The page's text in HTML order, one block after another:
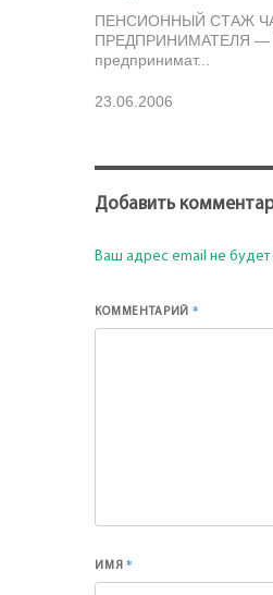
ПЕНСИОННЫЙ СТАЖ
ПРЕДПРИНИМАТЕЛЯ —
предпринимат...
23.06.2006
Добавить
Ваш адрес email не будет
КОММЕНТАРИЙ*
ИМЯ*